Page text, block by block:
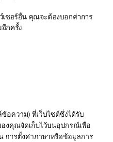
ซอร์อื่น คุณจะต้องบอกค่าการ
กครั้ง
อความ) ที่เว็บไซต์ซึ่งได้รับ
องคุณจัดเก็บไว้บนอุปกรณ์เพื่อ
การตั้งค่าภาษาหรือข้อมูลการ